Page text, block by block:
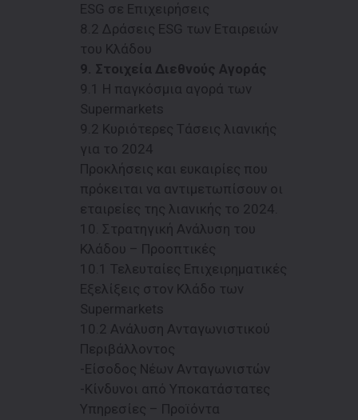
ESG σε Επιχειρήσεις
8.2 Δράσεις ESG των Εταιρειών
του Κλάδου
9. Στοιχεία Διεθνούς Αγοράς
9.1 Η παγκόσμια αγορά των
Supermarkets
9.2 Κυριότερες Τάσεις λιανικής
για το 2024
Προκλήσεις και ευκαιρίες που
πρόκειται να αντιμετωπίσουν οι
εταιρείες της λιανικής το 2024.
10. Στρατηγική Ανάλυση του
Κλάδου – Προοπτικές
10.1 Τελευταίες Επιχειρηματικές
Εξελίξεις στον Κλάδο των
Supermarkets
10.2 Ανάλυση Ανταγωνιστικού
Περιβάλλοντος
-Είσοδος Νέων Ανταγωνιστών
-Κίνδυνοι από Υποκατάστατες
Υπηρεσίες – Προϊόντα